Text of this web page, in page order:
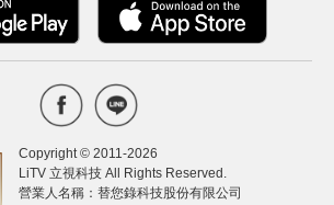
Copyright © 2011-2026
LiTV 立視科技 All Rights Reserved.
營業人名稱：替您錄科技股份有限公司